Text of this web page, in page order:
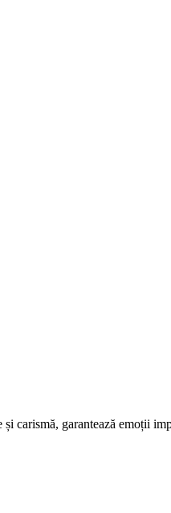
carismă, garantează emoții